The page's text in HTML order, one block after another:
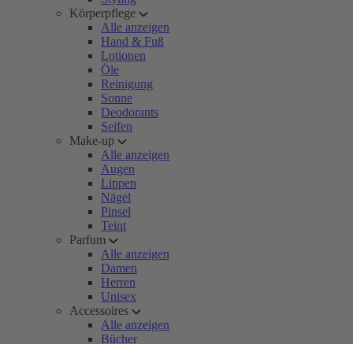
Körperpflege
Alle anzeigen
Hand & Fuß
Lotionen
Öle
Reinigung
Sonne
Deodorants
Seifen
Make-up
Alle anzeigen
Augen
Lippen
Nägel
Pinsel
Teint
Parfum
Alle anzeigen
Damen
Herren
Unisex
Accessoires
Alle anzeigen
Bücher